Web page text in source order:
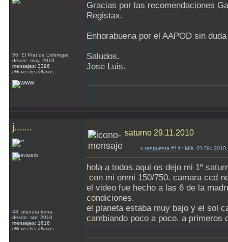
55 El Prat de Llobregat
desde: may, 2010
mensajes: 3396
clik ver los últimos
Gracias por las recomendaciones
Registax.
Enhorabuena por el AAPOD sin
Saludos.
Jose Luis.
j.......
48 planeta tierra.
desde: abr, 2010
mensajes: 1616
clik ver los últimos
saturno 29.11.2010
« respuesta #14 : Mié, 01 Dic
hola a todos.aqui os dejo mi 1º
con mi omni 150/750. camara ccd
el video fue hecho a las 6 de la
condiciones.
el planeta estaba muy bajo y el sol
cambiando poco a poco. a primeros